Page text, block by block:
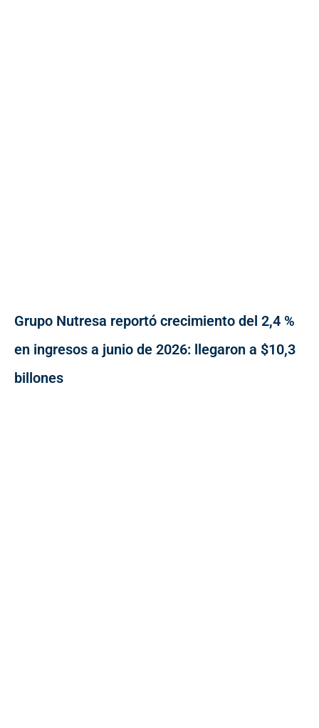
Grupo Nutresa reportó crecimiento del 2,4 %
en ingresos a junio de 2026: llegaron a $10,3
billones